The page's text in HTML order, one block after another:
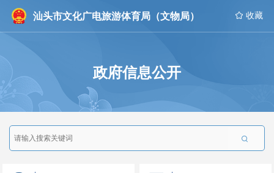
汕头市文化广电旅游体育局（文物局）  收藏
政府信息公开
